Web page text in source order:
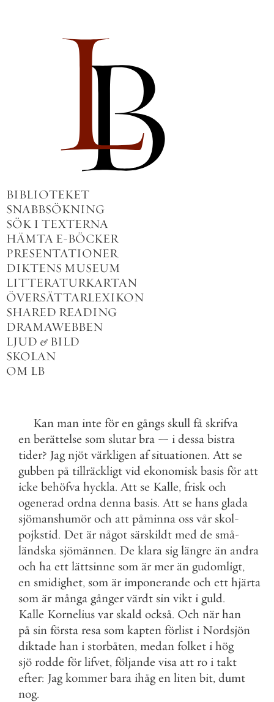
BIBLIOTEKET
SNABBSÖKNING
SÖK I TEXTERNA
HÄMTA E-BÖCKER
PRESENTATIONER
DIKTENS MUSEUM
LITTERATURKARTAN
ÖVERSÄTTARLEXIKON
SHARED READING
DRAMAWEBBEN
LJUD & BILD
SKOLAN
OM LB
Kan man inte för en gångs skull få skrifva
en berättelse som slutar bra — i dessa bistra
tider? Jag njöt värkligen af situationen. Att se
gubben på tillräckligt vid ekonomisk basis för att
icke behöfva hyckla. Att se Kalle, frisk och
ogenerad ordna denna basis. Att se hans glada
sjömanshumör och att påminna oss vår skol-
pojkstid. Det är något särskildt med de små-
ländska sjömännen. De klara sig längre än andra
och ha ett lättsinne som är mer än gudomligt,
en smidighet, som är imponerande och ett hjärta
som är många gånger värdt sin vikt i guld.
Kalle Kornelius var skald också. Och när han
på sin första resa som kapten förlist i Nordsjön
diktade han i storbåten, medan folket i hög
sjö rodde för lifvet, följande visa att ro i takt
efter: Jag kommer bara ihåg en liten bit, dumt
nog.